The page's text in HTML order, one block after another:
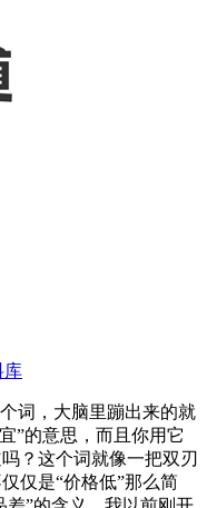
库
词，大脑里蹦出来的就
”的意思，而且你用它
？这个词就像一把双刃
仅是“价格低”那么简